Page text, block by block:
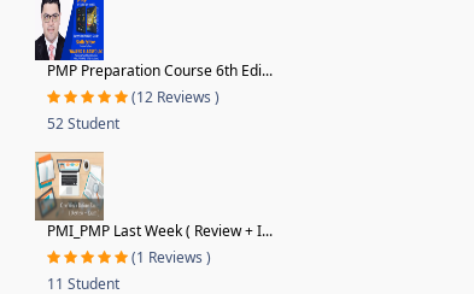
PMP Preparation Course 6th Edi...
(12 Reviews )
52 Student
PMI_PMP Last Week ( Review + I...
(1 Reviews )
11 Student